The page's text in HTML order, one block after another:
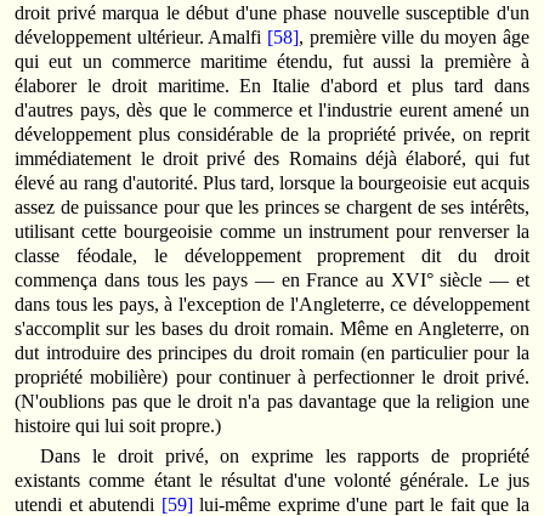
droit privé marqua le début d'une phase nouvelle susceptible d'un
développement ultérieur. Amalfi [58], première ville du moyen âge
qui eut un commerce maritime étendu, fut aussi la première à
élaborer le droit maritime. En Italie d'abord et plus tard dans
d'autres pays, dès que le commerce et l'industrie eurent amené un
développement plus considérable de la propriété privée, on reprit
immédiatement le droit privé des Romains déjà élaboré, qui fut
élevé au rang d'autorité. Plus tard, lorsque la bourgeoisie eut acquis
assez de puissance pour que les princes se chargent de ses intérêts,
utilisant cette bourgeoisie comme un instrument pour renverser la
classe féodale, le développement proprement dit du droit
commença dans tous les pays — en France au XVI° siècle — et
dans tous les pays, à l'exception de l'Angleterre, ce développement
s'accomplit sur les bases du droit romain. Même en Angleterre, on
dut introduire des principes du droit romain (en particulier pour la
propriété mobilière) pour continuer à perfectionner le droit privé.
(N'oublions pas que le droit n'a pas davantage que la religion une
histoire qui lui soit propre.)
Dans le droit privé, on exprime les rapports de propriété
existants comme étant le résultat d'une volonté générale. Le jus
utendi et abutendi [59]lui-même exprime d'une part le fait que la